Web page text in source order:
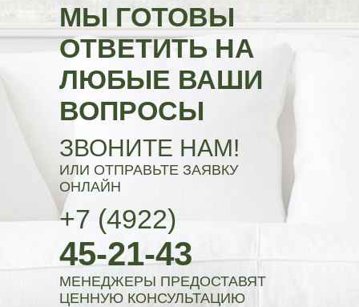
МЫ ГОТОВЫ
ОТВЕТИТЬ НА
ЛЮБЫЕ ВАШИ
ВОПРОСЫ
ЗВОНИТЕ НАМ!
ИЛИ ОТПРАВЬТЕ ЗАЯВКУ
ОНЛАЙН
+7 (4922)
45-21-43
МЕНЕДЖЕРЫ ПРЕДОСТАВЯТ
ЦЕННУЮ КОНСУЛЬТАЦИЮ